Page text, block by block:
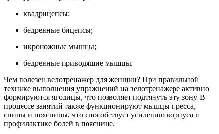
квадрицепсы;
бедренные бицепсы;
икроножные мышцы;
бедренные приводящие мышцы.
Чем полезен велотренажер для женщин? При правильной
технике выполнения упражнений на велотренажере активно
формируются ягодицы, что позволяет подтянуть эту зону. В
процессе занятий также функционируют мышцы пресса,
спины и поясницы, что способствует усилению корпуса и
профилактике болей в пояснице.